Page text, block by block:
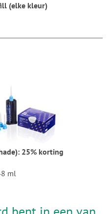
(elke kleur)
25% korting
ml